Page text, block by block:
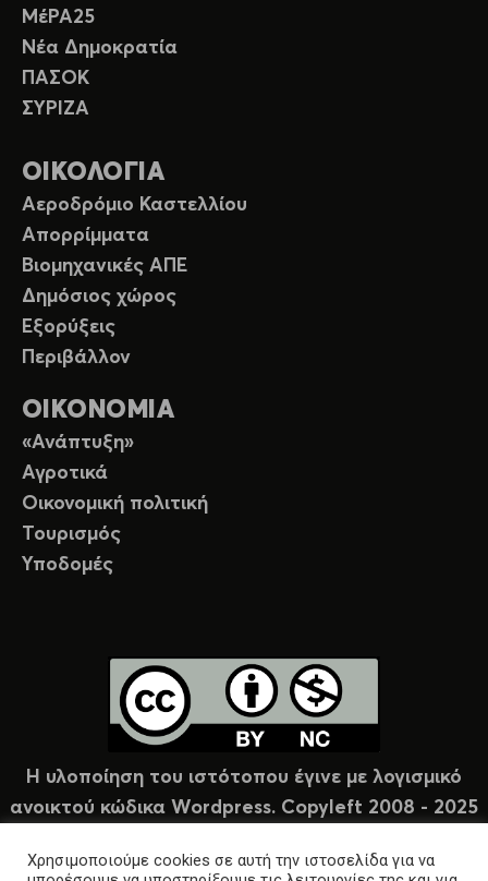
ΜέΡΑ25
Νέα Δημοκρατία
ΠΑΣΟΚ
ΣΥΡΙΖΑ
ΟΙΚΟΛΟΓΙΑ
Αεροδρόμιο Καστελλίου
Απορρίμματα
Βιομηχανικές ΑΠΕ
Δημόσιος χώρος
Εξορύξεις
Περιβάλλον
ΟΙΚΟΝΟΜΙΑ
«Ανάπτυξη»
Αγροτικά
Οικονομική πολιτική
Τουρισμός
Υποδομές
Η υλοποίηση του ιστότοπου έγινε με λογισμικό
ανοικτού κώδικα Wordpress. Copyleft 2008 - 2025
Χρησιμοποιούμε cookies σε αυτή την ιστοσελίδα για να